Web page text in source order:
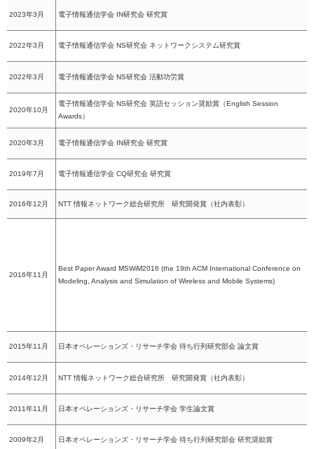
2023年3月 電子情報通信学会 IN研究会 研究賞
2022年3月 電子情報通信学会 NS研究会 ネットワークシステム研究賞
2022年3月 電子情報通信学会 NS研究会 活動功労賞
2020年10月
電子情報通信学会 NS研究会 英語セッション奨励賞（English Session
Awards）
2020年3月 電子情報通信学会 IN研究会 研究賞
2019年7月 電子情報通信学会 CQ研究会 研究賞
2016年12月 NTT 情報ネットワーク総合研究所 研究開発賞（社内表彰）
2016年11月
Best Paper Award MSWiM2016 (the 19th ACM International Conference on
Modeling, Analysis and Simulation of Wireless and Mobile Systems)
2015年11月 日本オペレーションズ・リサーチ学会 待ち行列研究部会 論文賞
2014年12月 NTT 情報ネットワーク総合研究所 研究開発賞（社内表彰）
2011年11月 日本オペレーションズ・リサーチ学会 学生論文賞
2009年2月 日本オペレーションズ・リサーチ学会 待ち行列研究部会 研究奨励賞